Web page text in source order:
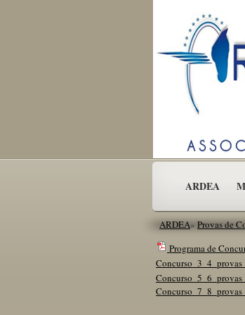
ARDEA
ARDEA»Provas de
Programa de